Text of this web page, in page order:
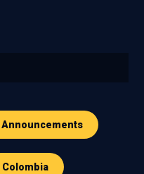
Announcements
Colombia